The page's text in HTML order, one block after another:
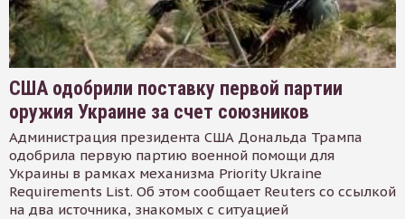
США одобрили поставку первой партии
оружия Украине за счет союзников
Администрация президента США Дональда Трампа
одобрила первую партию военной помощи для
Украины в рамках механизма Priority Ukraine
Requirements List. Об этом сообщает Reuters со ссылкой
на два источника, знакомых с ситуацией